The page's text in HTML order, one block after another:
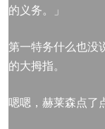
的义务。」
第一特务什么也没
的大拇指。
嗯嗯，赫莱森点了